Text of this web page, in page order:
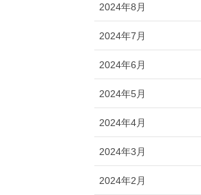
2024年8月
2024年7月
2024年6月
2024年5月
2024年4月
2024年3月
2024年2月